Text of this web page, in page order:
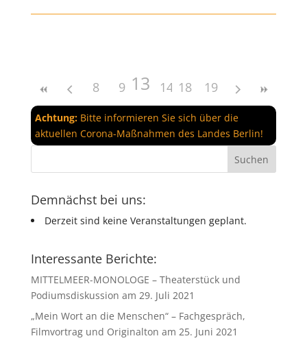
8 9 10 11 12
13 14 15 16 17
18 19
Achtung:Bitte informieren Sie sich über die
aktuellen Corona-Maßnahmen des Landes Berlin!
Demnächst bei uns:
Derzeit sind keine Veranstaltungen geplant.
Interessante Berichte:
MITTELMEER-MONOLOGE – Theaterstück und
Podiumsdiskussion am 29. Juli 2021
„Mein Wort an die Menschen“ – Fachgespräch,
Filmvortrag und Originalton am 25. Juni 2021